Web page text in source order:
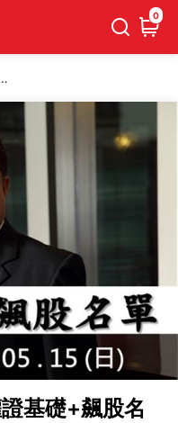
0
證基礎+飆股名單精研班
基礎+飆股名